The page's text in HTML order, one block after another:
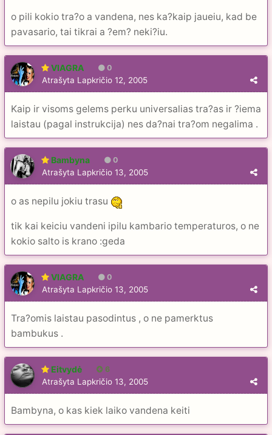
o pili kokio tra?o a vandena, nes ka?kaip jaueiu, kad be
pavasario, tai tikrai a ?em? neki?iu.
VIAGRA 0
Atrašyta Lapkričio 12, 2005
Kaip ir visoms gelems perku universalias tra?as ir ?iema
laistau (pagal instrukcija) nes da?nai tra?om negalima .
Bambyna 0
Atrašyta Lapkričio 13, 2005
o as nepilu jokiu trasu
tik kai keiciu vandeni ipilu kambario temperaturos, o ne
kokio salto is krano :geda
VIAGRA 0
Atrašyta Lapkričio 13, 2005
Tra?omis laistau pasodintus , o ne pamerktus
bambukus .
Eitvydė 6
Atrašyta Lapkričio 13, 2005
Bambyna, o kas kiek laiko vandena keiti